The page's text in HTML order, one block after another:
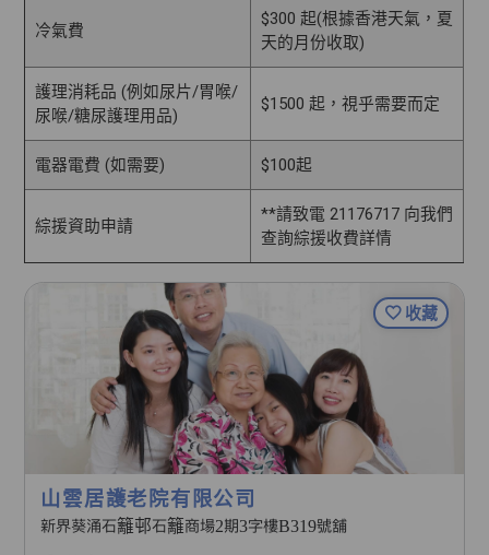
冷氣費
$300 起(根據香港天氣，夏
天的月份收取)
護理消耗品 (例如尿片/胃喉/
尿喉/糖尿護理用品)
$1500 起，視乎需要而定
電器電費 (如需要) $100起
綜援資助申請
**請致電 21176717 向我們
查詢綜援收費詳情
收藏
山雲居護老院有限公司
新界葵涌石籬邨石籬商場2期3字樓B319號舖